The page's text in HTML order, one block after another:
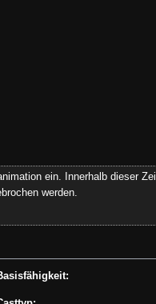
ein. Innerhalb dieser
werden.